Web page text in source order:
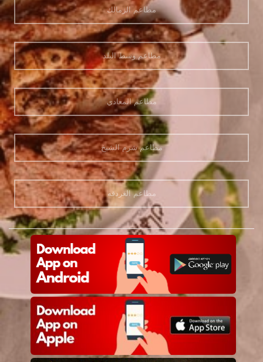
مطاعم الزمالك
مطاعم وسط البلد
مطاعم المعادي
مطاعم شرم الشيخ
مطاعم الغردقه